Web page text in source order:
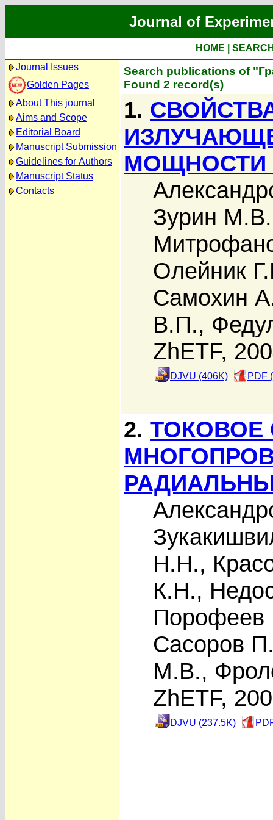
Journal of
HOME
Journal Issues
Golden Pages
About This journal
Aims and Scope
Editorial Board
Manuscript Submission
Guidelines for Authors
Manuscript Status
Contacts
Search publications of
Found 2 record(s)
1.
МОЩНОСТИ
Зурин М.В.
Олейник
Самохин
В.П.,
ZhETF,
DJVU (406K) PDF
2. ТОКОВОЕ
Н.Н.,
К.Н.,
Сасоров
М.В.,
ZhETF,
DJVU (237.5K)